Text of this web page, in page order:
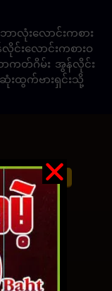
လုံးလောင်းကစား
းလောင်းကစားဝ
ကတ်ဂိမ်း အွန်လိုင်း
ထွက်ဗားရှင်းသို့
Online ငါး ဂိမ်း apk
ဂိမ်း
း
ကျွဲ စလော့ဂိမ်း